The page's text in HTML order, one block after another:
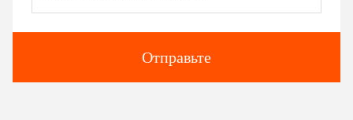
Отправьте